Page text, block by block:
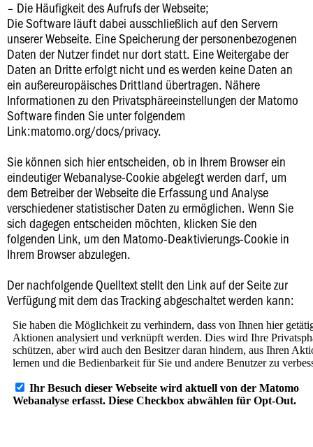
– Die Häufigkeit des Aufrufs der Webseite;
Die Software läuft dabei ausschließlich auf den Servern
unserer Webseite. Eine Speicherung der personenbezogenen
Daten der Nutzer findet nur dort statt. Eine Weitergabe der
Daten an Dritte erfolgt nicht und es werden keine Daten an
ein außereuropäisches Drittland übertragen. Nähere
Informationen zu den Privatsphäreeinstellungen der Matomo
Software finden Sie unter folgendem
Link:matomo.org/docs/privacy.
Sie können sich hier entscheiden, ob in Ihrem Browser ein
eindeutiger Webanalyse-Cookie abgelegt werden darf, um
dem Betreiber der Webseite die Erfassung und Analyse
verschiedener statistischer Daten zu ermöglichen. Wenn Sie
sich dagegen entscheiden möchten, klicken Sie den
folgenden Link, um den Matomo-Deaktivierungs-Cookie in
Ihrem Browser abzulegen.
Der nachfolgende Quelltext stellt den Link auf der Seite zur
Verfügung mit dem das Tracking abgeschaltet werden kann: